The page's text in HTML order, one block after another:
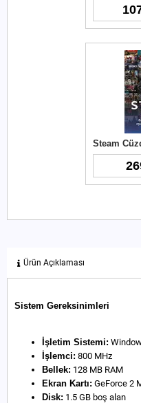
Steam
Ürün Açıklaması
Sistem Gereksinimleri
İşletim Sistemi:
İşlemci: 800 MHz
Bellek: 128 MB RAM
Ekran Kartı: GeForce 2
Disk: 1.5 GB boş alan